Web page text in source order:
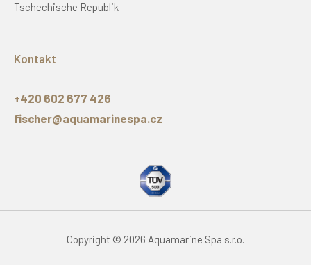
Tschechische Republik
Kontakt
+420 602 677 426
fischer@aquamarinespa.cz
Copyright © 2026 Aquamarine Spa s.r.o.